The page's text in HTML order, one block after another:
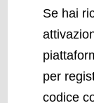
Se hai
per
codice